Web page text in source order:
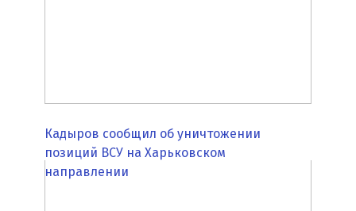
Кадыров сообщил об уничтожении
позиций ВСУ на Харьковском
направлении